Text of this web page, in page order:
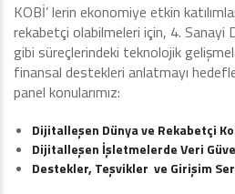
KOBİ’ lerin ekonomiye etkin
rekabetçi olabilmeleri için, 4.
gibi süreçlerindeki teknolojik
finansal destekleri anlatmayı
panel konularımız:
Dijitalleşen Dünya ve Rekabetçi
Dijitalleşen İşletmelerde Veri
Destekler, Teşvikler ve Girişim